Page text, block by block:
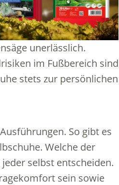
unerlässlich.
im Fußbereich sind
stets zur persönlichen
So gibt es
Welche der
selbst entscheiden.
sein sowie